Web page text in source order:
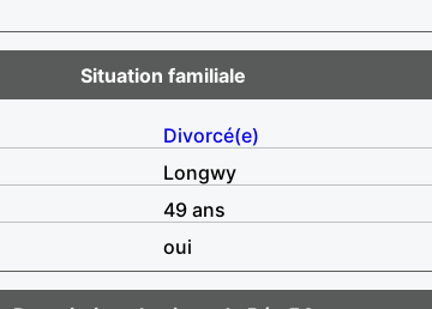
Situation familiale
Divorcé(e)
Longwy
49 ans
oui